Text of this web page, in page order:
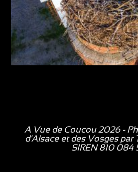
A Vue de Coucou 2026 -
d'Alsace et des Vosges par
SIREN 810 084